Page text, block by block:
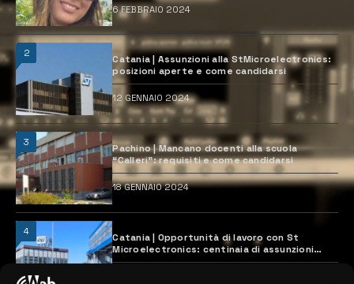
6 FEBBRAIO 2024
2
Catania | Assunzioni alla StMicroelectronics:
posizioni aperte e come candidarsi
12 GENNAIO 2024
3
Pachino | Mancano docenti alla scuola
“Calleri”: requisiti e come candidarsi
18 GENNAIO 2024
4
Catania | Opportunità di lavoro con St
Microelectronics: centinaia di assunzioni
previste